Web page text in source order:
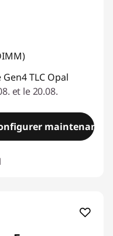
Gen4 TLC Opal
et le 20.08.
maintenant